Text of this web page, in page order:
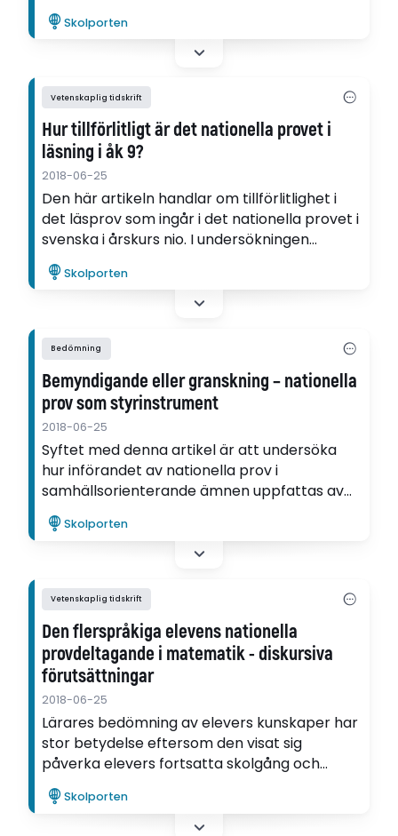
diskrepanser mellan resultat på nationella
proven och elevers termins- eller slutbetyg.
Skolverket skulle även granska lärares
detta av lärarna? I denna artikel undersöks
hur lärare i matematik säger sig ha blivit
påverkade av att likvärdigheten i deras
bedömningar granskas.
Skolporten
Vetenskaplig tidskrift
Hur tillförlitligt är det nationella provet i
läsning i åk 9?
2018-06-25
Den här artikeln handlar om tillförlitlighet i
det läsprov som ingår i det nationella provet i
svenska i årskurs nio. I undersökningen
tillämpas statistiska metoder för att
fastställa i vilken mån läsprovet lever upp till
etablerad internationell standard för
karaktär.
Skolporten
Bedömning
Bemyndigande eller granskning – nationella
prov som styrinstrument
2018-06-25
Syftet med denna artikel är att undersöka
hur införandet av nationella prov i
samhällsorienterande ämnen uppfattas av
lärare, och hur detta kan förstås ur
styrnings- och professionsperspektiv.
Upplever SO-lärarna proven huvudsakligen
professionen?
Skolporten
Vetenskaplig tidskrift
Den flerspråkiga elevens nationella
provdeltagande i matematik - diskursiva
förutsättningar
2018-06-25
Lärares bedömning av elevers kunskaper har
stor betydelse eftersom den visat sig
påverka elevers fortsatta skolgång och
utbildning. Därför är forskning om
förutsättningarna för bedömningspraktiken
önskvärd - inte minst då resultaten i denna
Skolporten